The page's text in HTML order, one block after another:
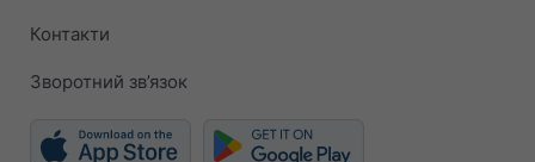
Контакти
Зворотний зв’язок